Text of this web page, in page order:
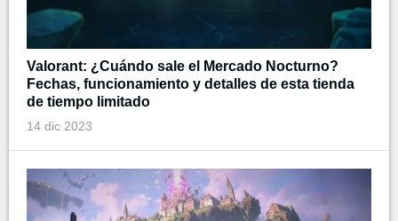
Valorant: ¿Cuándo sale el Mercado Nocturno?
Fechas, funcionamiento y detalles de esta tienda
de tiempo limitado
14 dic 2023